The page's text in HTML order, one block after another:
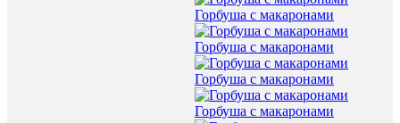
Горбуша с макаронами
Горбуша с макаронами
Горбуша с макаронами
Горбуша с макаронами